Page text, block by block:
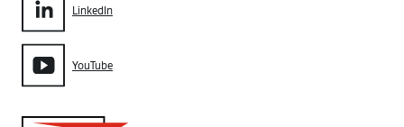
LinkedIn
YouTube